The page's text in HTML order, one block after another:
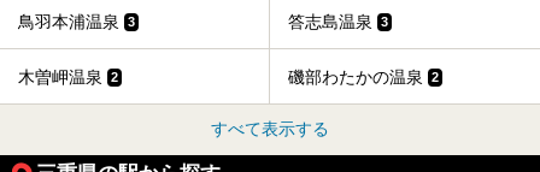
鳥羽本浦温泉 3 答志島温泉 3
木曽岬温泉 2 磯部わたかの温泉 2
すべて表示する